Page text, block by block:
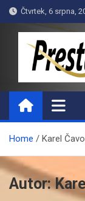
Skip
to
Čtvrtek, 6 srpna,
Home Karel
Autor: